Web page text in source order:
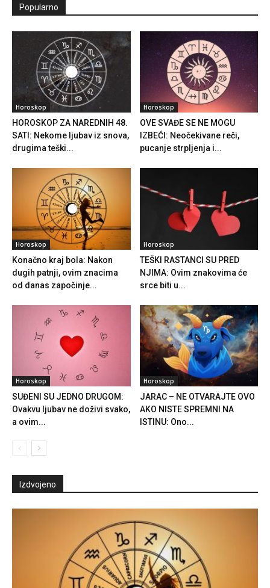
Popularno
Horoskop
HOROSKOP ZA NAREDNIH 48.
SATI: Nekome ljubav iz snova,
drugima teški...
Horoskop
OVE SVAĐE SE NE MOGU
IZBEĆI: Neočekivane reči,
pucanje strpljenja i...
Horoskop
Konačno kraj bola: Nakon
dugih patnji, ovim znacima
od danas započinje...
Horoskop
TEŠKI RASTANCI SU PRED
NJIMA: Ovim znakovima će
srce biti u...
Horoskop
SUĐENI SU JEDNO DRUGOM:
Ovakvu ljubav ne doživi svako,
a ovim...
Horoskop
JARAC – NE OTVARAJTE OVO
AKO NISTE SPREMNI NA
ISTINU: Ono...
Izdvojeno